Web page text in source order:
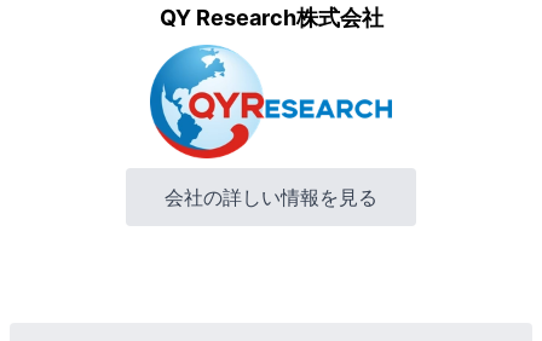
QY Research株式会社
会社の詳しい情報を見る